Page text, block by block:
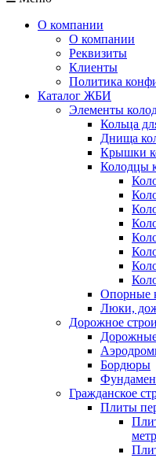
О компании
О компании
Реквизиты
Клиенты
Политика
Каталог ЖБИ
Элементы
Кольца
Днища
Крышки
Колодцы
Опорные
Люки,
Дорожное
Бордюры
Гражданское
Плиты
метр